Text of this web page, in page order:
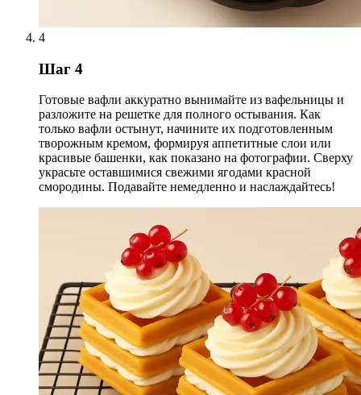
4
Шаг 4
Готовые вафли аккуратно вынимайте из вафельницы и
разложите на решетке для полного остывания. Как
только вафли остынут, начините их подготовленным
творожным кремом, формируя аппетитные слои или
красивые башенки, как показано на фотографии. Сверху
украсьте оставшимися свежими ягодами красной
смородины. Подавайте немедленно и наслаждайтесь!